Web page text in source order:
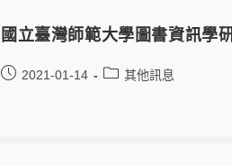
國立臺灣師範大學圖書資訊學
2021-01-14 其他訊息